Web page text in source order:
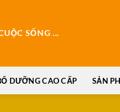
SỐNG ...
DƯỠNG CAO CẤP SẢN